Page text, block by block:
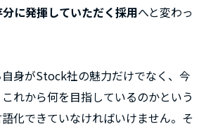
に発揮していただく採用へと変わっ
身がStock社の魅力だけでなく、今
れから何を目指しているのかという
化できていなければいけません。そ